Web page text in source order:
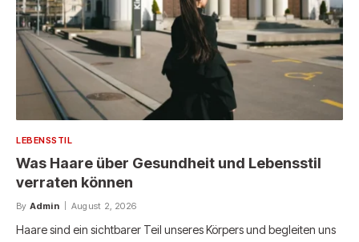
LEBENSSTIL
Was Haare über Gesundheit und Lebensstil
verraten können
By Admin August 2, 2026
Haare sind ein sichtbarer Teil unseres Körpers und begleiten uns